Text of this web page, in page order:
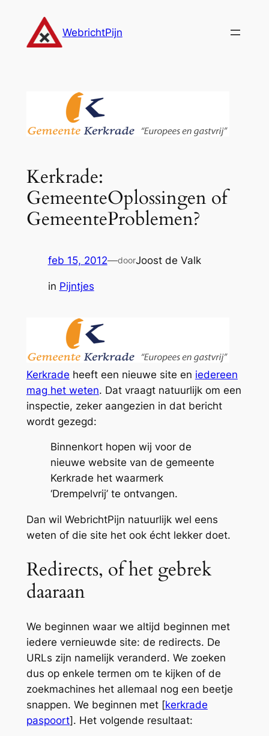
WebrichtPijn
Kerkrade:
GemeenteOplossingen of
GemeenteProblemen?
feb 15, 2012—doorJoost de Valk
in Pijntjes
Kerkrade heeft een nieuwe site en iedereen
mag het weten. Dat vraagt natuurlijk om een
inspectie, zeker aangezien in dat bericht
wordt gezegd:
Binnenkort hopen wij voor de
nieuwe website van de gemeente
Kerkrade het waarmerk
‘Drempelvrij’ te ontvangen.
Dan wil WebrichtPijn natuurlijk wel eens
weten of die site het ook écht lekker doet.
Redirects, of het gebrek
daaraan
We beginnen waar we altijd beginnen met
iedere vernieuwde site: de redirects. De
URLs zijn namelijk veranderd. We zoeken
dus op enkele termen om te kijken of de
zoekmachines het allemaal nog een beetje
snappen. We beginnen met [kerkrade
paspoort]. Het volgende resultaat: